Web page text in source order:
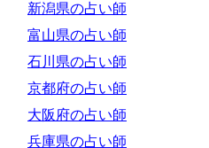
新潟県の占い師
富山県の占い師
石川県の占い師
京都府の占い師
大阪府の占い師
兵庫県の占い師